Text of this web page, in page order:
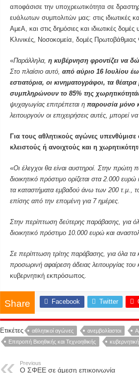
αποφάσισε την υποχρεωτικότητα σε
ευάλωτων συμπολιτών μας: στις ιδιωτικές
ΑμεΑ, και στις δημόσιες και ιδιωτικές
Κλινικές, Νοσοκομεία, δομές Πρωτοβάθμιας
«Παράλληλα, η κυβέρνηση φροντίζει να
Στο πλαίσιο αυτό, από αύριο 16 Ιουλίου
εστιατόρια, οι κινηματογράφοι, τα
συμπληρώνουν το 85% της
ψυχαγωγίας επιτρέπεται η παρουσία μόνο
λειτουργούν οι επιχειρήσεις αυτές, μπορεί να
Για τους αθλητικούς αγώνες υπενθύμισε
κλειστούς ή ανοιχτούς και η
«Οι έλεγχοι θα είναι αυστηροί. Στην
διοικητικό πρόστιμο ορίζεται στα 2.000
τα καταστήματα εμβαδού άνω των 200 τ.μ.,
επίσης από την επομένη για 7 ημέρες.
Στην περίπτωση δεύτερης παράβασης, για
διοικητικό πρόστιμο 10.000 ευρώ και
Σε περίπτωση τρίτης παράβασης, για όλα τα
προσωρινή αφαίρεση άδειας λειτουργίας
κυβερνητική εκπρόσωπος.
Share Facebook Twitter
Ετικέτες αθλητικοί αγώνες ανεμβολίαστοι
Επιτροπή Βιοηθικής και Τεχνοηθικής
Previous
Ο ΣΦΕΕ σε άμεση επικοινωνία